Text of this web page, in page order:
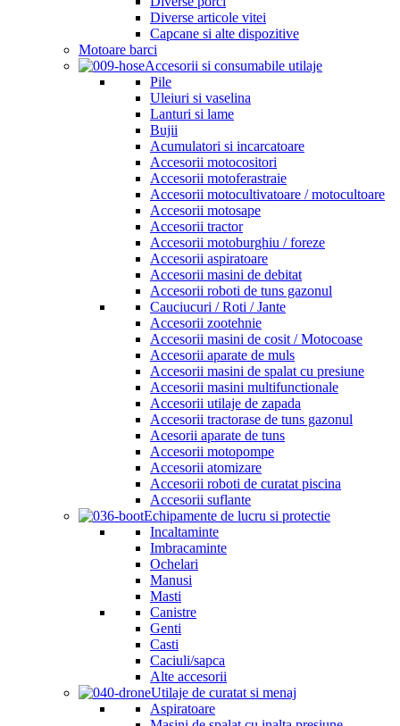
Diverse articole vitei
Capcane si alte dispozitive
Motoare barci
Accesorii si consumabile utilaje
Pile
Uleiuri si vaselina
Lanturi si lame
Bujii
Acumulatori si incarcatoare
Accesorii motocositori
Accesorii motoferastraie
Accesorii motocultivatoare / motocultoare
Accesorii motosape
Accesorii tractor
Accesorii motoburghiu / foreze
Accesorii aspiratoare
Accesorii masini de debitat
Accesorii roboti de tuns gazonul
Cauciucuri / Roti / Jante
Accesorii zootehnie
Accesorii masini de cosit / Motocoase
Accesorii aparate de muls
Accesorii masini de spalat cu presiune
Accesorii masini multifunctionale
Accesorii utilaje de zapada
Accesorii tractorase de tuns gazonul
Acesorii aparate de tuns
Accesorii motopompe
Accesorii atomizare
Accesorii roboti de curatat piscina
Accesorii suflante
Echipamente de lucru si protectie
Incaltaminte
Imbracaminte
Ochelari
Manusi
Masti
Canistre
Genti
Casti
Caciuli/sapca
Alte accesorii
Utilaje de curatat si menaj
Aspiratoare